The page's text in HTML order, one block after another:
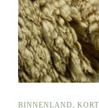
BINNENLAND KORT